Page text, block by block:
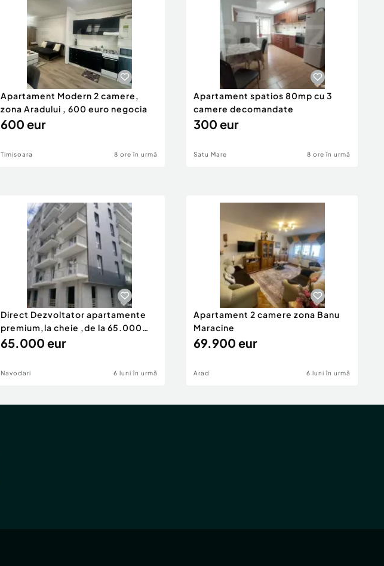
Apartament Modern 2 camere,
zona Aradului , 600 euro negocia
600 eur
Timisoara 8 ore în urmă
Apartament spatios 80mp cu 3
camere decomandate
300 eur
Satu Mare 8 ore în urmă
Direct Dezvoltator apartamente
premium,la cheie ,de la 65.000
eur
65.000 eur
Navodari 6 luni în urmă
Apartament 2 camere zona Banu
Maracine
69.900 eur
Arad 6 luni în urmă